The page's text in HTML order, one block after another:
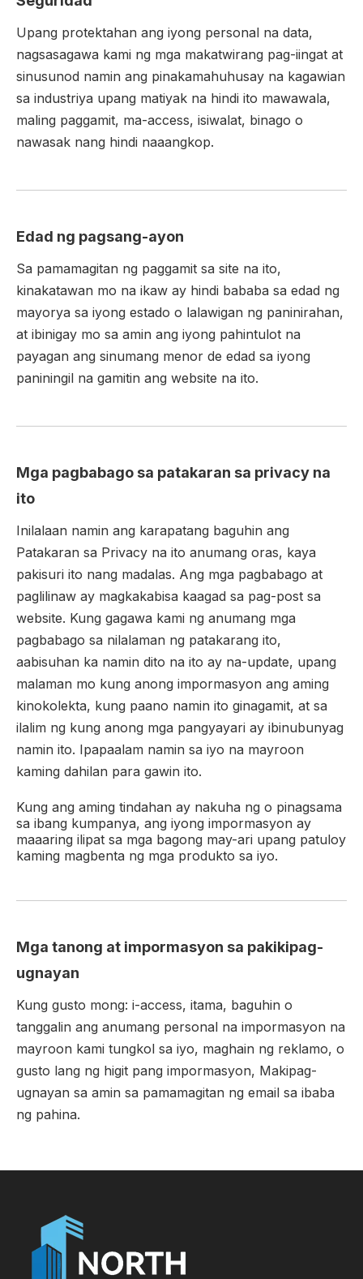
Upang protektahan ang iyong personal na data,
nagsasagawa kami ng mga makatwirang pag-iingat at
sinusunod namin ang pinakamahuhusay na kagawian
sa industriya upang matiyak na hindi ito mawawala,
maling paggamit, ma-access, isiwalat, binago o
nawasak nang hindi naaangkop.
Edad ng pagsang-ayon
Sa pamamagitan ng paggamit sa site na ito,
kinakatawan mo na ikaw ay hindi bababa sa edad ng
mayorya sa iyong estado o lalawigan ng paninirahan,
at ibinigay mo sa amin ang iyong pahintulot na
payagan ang sinumang menor de edad sa iyong
paniningil na gamitin ang website na ito.
Mga pagbabago sa patakaran sa privacy na
ito
Inilalaan namin ang karapatang baguhin ang
Patakaran sa Privacy na ito anumang oras, kaya
pakisuri ito nang madalas. Ang mga pagbabago at
paglilinaw ay magkakabisa kaagad sa pag-post sa
website. Kung gagawa kami ng anumang mga
pagbabago sa nilalaman ng patakarang ito,
aabisuhan ka namin dito na ito ay na-update, upang
malaman mo kung anong impormasyon ang aming
kinokolekta, kung paano namin ito ginagamit, at sa
ilalim ng kung anong mga pangyayari ay ibinubunyag
namin ito. Ipapaalam namin sa iyo na mayroon
kaming dahilan para gawin ito.
Kung ang aming tindahan ay nakuha ng o pinagsama
sa ibang kumpanya, ang iyong impormasyon ay
maaaring ilipat sa mga bagong may-ari upang patuloy
kaming magbenta ng mga produkto sa iyo.
Mga tanong at impormasyon sa pakikipag-
ugnayan
Kung gusto mong: i-access, itama, baguhin o
tanggalin ang anumang personal na impormasyon na
mayroon kami tungkol sa iyo, maghain ng reklamo, o
gusto lang ng higit pang impormasyon, Makipag-
ugnayan sa amin sa pamamagitan ng email sa ibaba
ng pahina.